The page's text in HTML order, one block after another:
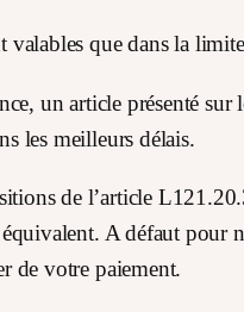
que dans la
un article présenté sur
les meilleurs délais.
de l’article
A défaut pour
de votre paiement.